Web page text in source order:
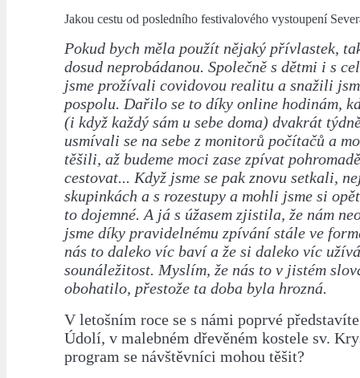
Jakou cestu od posledního festivalového vystoupení
Pokud bych měla použít nějaký přívlastek,
dosud neprobádanou. Společně s dětmi i s
jsme prožívali covidovou realitu a snažili
pospolu. Dařilo se to díky online hodinám,
(i když každý sám u sebe doma) dvakrát
usmívali se na sebe z monitorů počítačů a
těšili, až budeme moci zase zpívat
cestovat... Když jsme se pak znovu setkali,
skupinkách a s rozestupy a mohli jsme si
to dojemné. A já s úžasem zjistila, že nám
jsme díky pravidelnému zpívání stále ve
nás to daleko víc baví a že si daleko víc
sounáležitost. Myslím, že nás to v jistém
obohatilo, přestože ta doba byla hrozná.
V letošním roce se s námi poprvé
Údolí, v malebném dřevěném kostele sv.
program se návštěvníci mohou těšit?